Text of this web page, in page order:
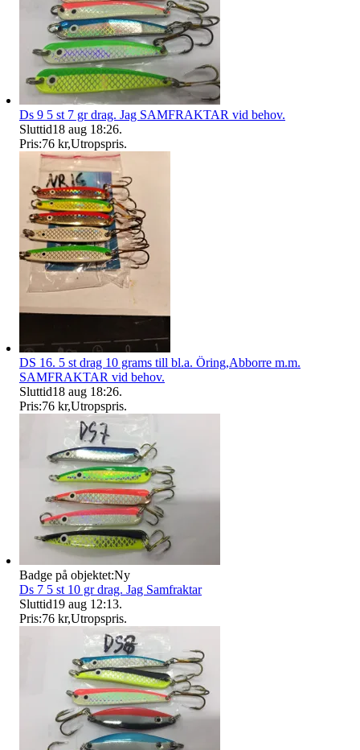
Ds 9 5 st 7 gr drag. Jag SAMFRAKTAR vid behov.
Sluttid18 aug 18:26.
Pris:76 kr,Utropspris.
DS 16. 5 st drag 10 grams till bl.a. Öring,Abborre m.m.
SAMFRAKTAR vid behov.
Sluttid18 aug 18:26.
Pris:76 kr,Utropspris.
Badge på objektet:Ny
Ds 7 5 st 10 gr drag. Jag Samfraktar
Sluttid19 aug 12:13.
Pris:76 kr,Utropspris.